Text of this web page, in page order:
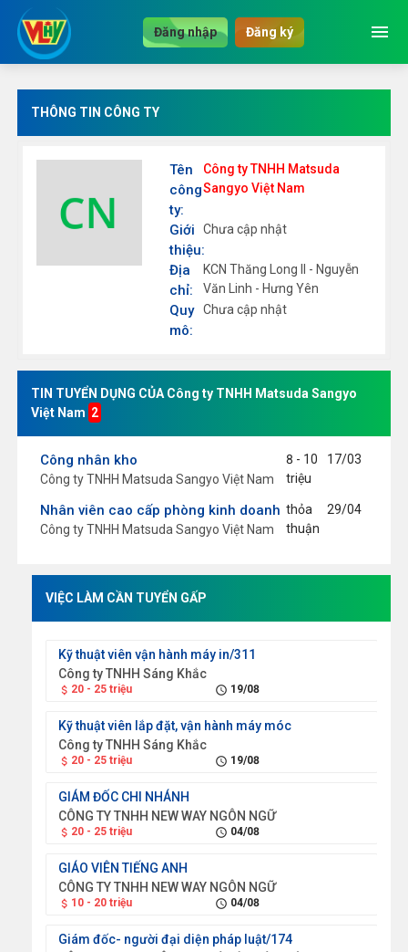
Đăng nhập Đăng ký menu
THÔNG TIN CÔNG TY
Tên
công
ty:
Công ty TNHH Matsuda
Sangyo Việt Nam
Giới
thiệu:
Chưa cập nhật
Địa
chỉ:
KCN Thăng Long II - Nguyễn
Văn Linh - Hưng Yên
Quy
mô:
Chưa cập nhật
TIN TUYỂN DỤNG CỦA Công ty TNHH Matsuda Sangyo
Việt Nam 2
Công nhân kho
Công ty TNHH Matsuda Sangyo Việt Nam
8 - 10
triệu
17/03
Nhân viên cao cấp phòng kinh doanh
Công ty TNHH Matsuda Sangyo Việt Nam
thỏa
thuận
29/04
VIỆC LÀM CẦN TUYỂN GẤP
Kỹ thuật viên vận hành máy in/311
Công ty TNHH Sáng Khắc
attach_money 20 - 25 triệu schedule 19/08
Kỹ thuật viên lắp đặt, vận hành máy móc
Công ty TNHH Sáng Khắc
attach_money 20 - 25 triệu schedule 19/08
GIÁM ĐỐC CHI NHÁNH
CÔNG TY TNHH NEW WAY NGÔN NGỮ
attach_money 20 - 25 triệu schedule 04/08
GIÁO VIÊN TIẾNG ANH
CÔNG TY TNHH NEW WAY NGÔN NGỮ
attach_money 10 - 20 triệu schedule 04/08
Giám đốc- người đại diện pháp luật/174